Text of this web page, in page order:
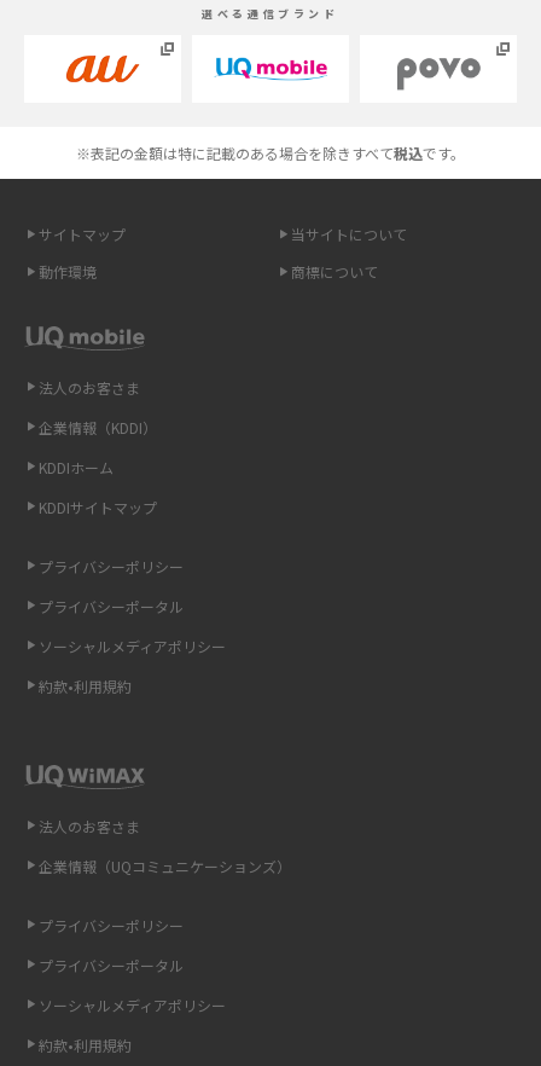
Androidスマホとは？特徴やメリット・デメリット、おススメ機種を紹介
トを解説
スマホや携帯端末の通信速度制限とは？回避のコツや解除のタイミング・
LINEの通知がこない時の原因と対処法9選！設定の確認手順も解説
スマホのウィジェットとは？iPhone・Androidの設定方法やおススメを紹
リプライ機能とは？LINE、X（旧Twitter）、Instagram、TikTokで送る方法
インスタのDMの送り方は？便利機能の使い方や注意点をわかりやすく解説
Bluetooth®とは？Wi-Fiとの違いやスマホ・PCとの接続方法を解説
紹介
方法を詳しく解説
選べる通信ブランド
※表記の金額は特に記載のある場合を除きすべて税込です。
サイトマップ
当サイトについて
動作環境
商標について
法人のお客さま
企業情報（KDDI）
KDDIホーム
KDDIサイトマップ
プライバシーポリシー
プライバシーポータル
ソーシャルメディアポリシー
約款•利用規約
法人のお客さま
企業情報（UQコミュニケーションズ）
プライバシーポリシー
プライバシーポータル
ソーシャルメディアポリシー
約款•利用規約